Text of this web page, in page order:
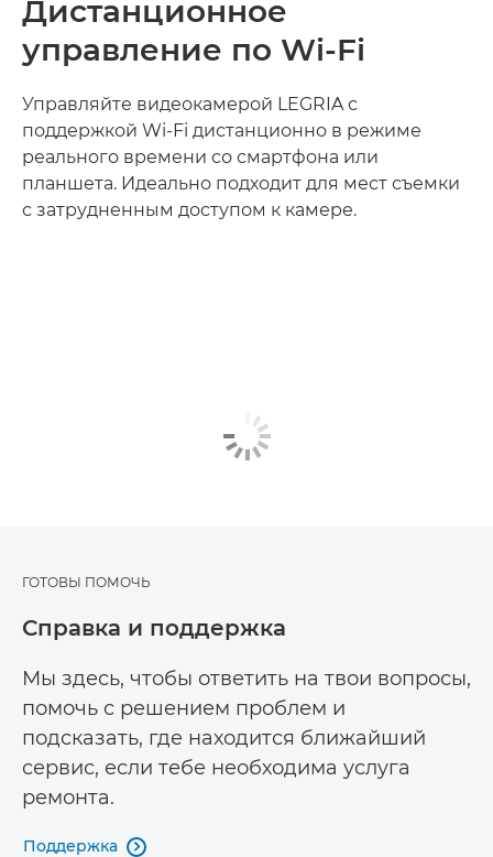
Дистанционное
управление по Wi-Fi
Управляйте видеокамерой LEGRIA с
поддержкой Wi-Fi дистанционно в режиме
реального времени со смартфона или
планшета. Идеально подходит для мест съемки
с затрудненным доступом к камере.
ГОТОВЫ ПОМОЧЬ
Справка и поддержка
Мы здесь, чтобы ответить на твои вопросы,
помочь с решением проблем и
подсказать, где находится ближайший
сервис, если тебе необходима услуга
ремонта.
Поддержка 